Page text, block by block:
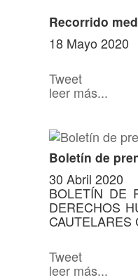
Recorrido
18 Mayo 2020
Tweet
leer más...
Boletín de
30 Abril 2020
BOLETÍN DE
DERECHOS
CAUTELARES
Tweet
leer más...